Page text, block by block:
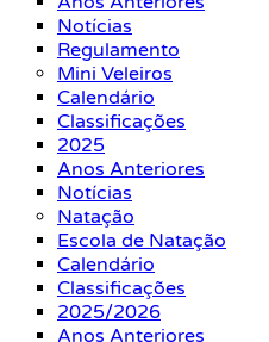
Notícias
Regulamento
Mini Veleiros
Calendário
Classificações
2025
Anos Anteriores
Notícias
Natação
Escola de Natação
Calendário
Classificações
2025/2026
Anos Anteriores